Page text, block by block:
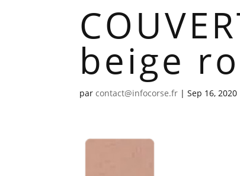
beige
parcontact@infocorse.fr |Sep 16, 2020